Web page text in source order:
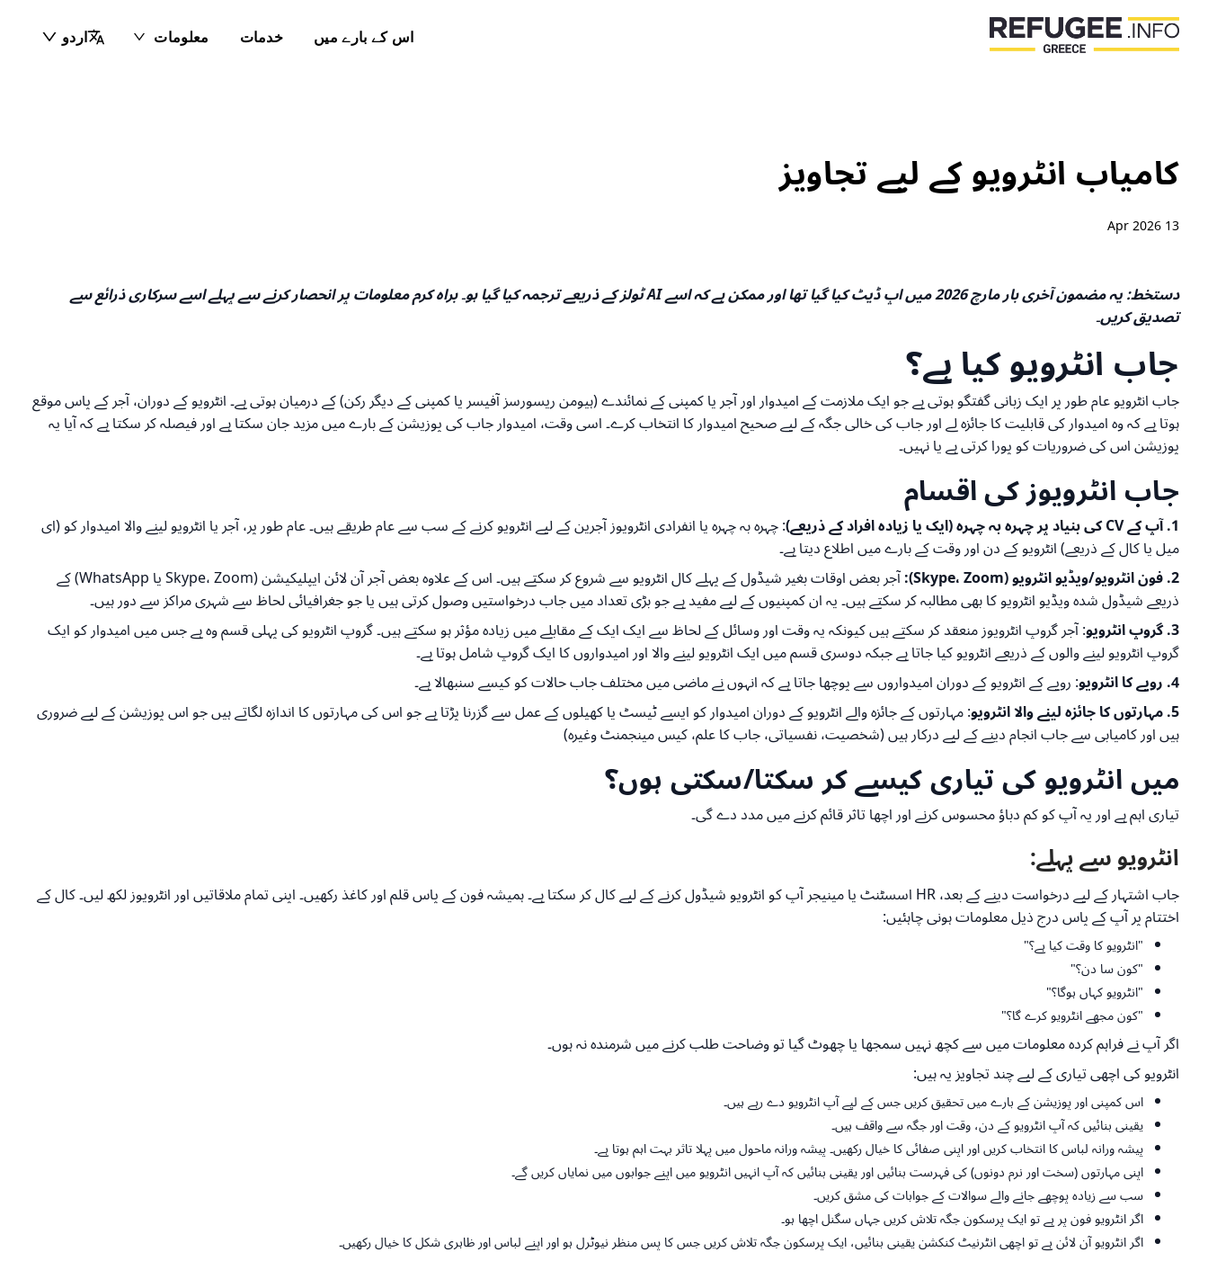
اس کے بارے میں خدمات معلومات اردو
کامیاب انٹرویو کے لیے تجاویز
13 Apr 2026
دستخط: یہ مضمون آخری بار مارچ 2026 میں اپ ڈیٹ کیا گیا تھا اور ممکن ہے کہ اسے AI ٹولز کے ذریعے ترجمہ کیا گیا ہو۔ براہ کرم معلومات پر انحصار کرنے سے پہلے اسے سرکاری ذرائع سے
تصدیق کریں۔
جاب انٹرویو کیا ہے؟
جاب انٹرویو عام طور پر ایک زبانی گفتگو ہوتی ہے جو ایک ملازمت کے امیدوار اور آجر یا کمپنی کے نمائندے (ہیومن ریسورسز آفیسر یا کمپنی کے دیگر رکن) کے درمیان ہوتی ہے۔ انٹرویو کے دوران، آجر کے پاس موقع
ہوتا ہے کہ وہ امیدوار کی قابلیت کا جائزہ لے اور جاب کی خالی جگہ کے لیے صحیح امیدوار کا انتخاب کرے۔ اسی وقت، امیدوار جاب کی پوزیشن کے بارے میں مزید جان سکتا ہے اور فیصلہ کر سکتا ہے کہ آیا یہ
پوزیشن اس کی ضروریات کو پورا کرتی ہے یا نہیں۔
جاب انٹرویوز کی اقسام
1. آپ کے CV کی بنیاد پر چہرہ بہ چہرہ (ایک یا زیادہ افراد کے ذریعے) : چہرہ بہ چہرہ یا انفرادی انٹرویوز آجرین کے لیے انٹرویو کرنے کے سب سے عام طریقے ہیں۔ عام طور پر، آجر یا انٹرویو لینے والا امیدوار کو (ای
میل یا کال کے ذریعے) انٹرویو کے دن اور وقت کے بارے میں اطلاع دیتا ہے۔
2. فون انٹرویو/ویڈیو انٹرویو (Skype، Zoom):
آجر بعض اوقات بغیر شیڈول کے پہلے کال انٹرویو سے شروع کر سکتے ہیں۔ اس کے علاوہ بعض آجر آن لائن ایپلیکیشن (Skype، Zoom یا WhatsApp) کے
ذریعے شیڈول شدہ ویڈیو انٹرویو کا بھی مطالبہ کر سکتے ہیں۔ یہ ان کمپنیوں کے لیے مفید ہے جو بڑی تعداد میں جاب درخواستیں وصول کرتی ہیں یا جو جغرافیائی لحاظ سے شہری مراکز سے دور ہیں۔
3. گروپ انٹرویو
: آجر گروپ انٹرویوز منعقد کر سکتے ہیں کیونکہ یہ وقت اور وسائل کے لحاظ سے ایک ایک کے مقابلے میں زیادہ مؤثر ہو سکتے ہیں۔ گروپ انٹرویو کی پہلی قسم وہ ہے جس میں امیدوار کو ایک
گروپ انٹرویو لینے والوں کے ذریعے انٹرویو کیا جاتا ہے جبکہ دوسری قسم میں ایک انٹرویو لینے والا اور امیدواروں کا ایک گروپ شامل ہوتا ہے۔
4. رویے کا انٹرویو
: رویے کے انٹرویو کے دوران امیدواروں سے پوچھا جاتا ہے کہ انہوں نے ماضی میں مختلف جاب حالات کو کیسے سنبھالا ہے۔
5. مہارتوں کا جائزہ لینے والا انٹرویو
: مہارتوں کے جائزہ والے انٹرویو کے دوران امیدوار کو ایسے ٹیسٹ یا کھیلوں کے عمل سے گزرنا پڑتا ہے جو اس کی مہارتوں کا اندازہ لگاتے ہیں جو اس پوزیشن کے لیے ضروری
ہیں اور کامیابی سے جاب انجام دینے کے لیے درکار ہیں (شخصیت، نفسیاتی، جاب کا علم، کیس مینجمنٹ وغیرہ)
میں انٹرویو کی تیاری کیسے کر سکتا/سکتی ہوں؟
تیاری اہم ہے اور یہ آپ کو کم دباؤ محسوس کرنے اور اچھا تاثر قائم کرنے میں مدد دے گی۔
انٹرویو سے پہلے:
جاب اشتہار کے لیے درخواست دینے کے بعد، HR اسسٹنٹ یا مینیجر آپ کو انٹرویو شیڈول کرنے کے لیے کال کر سکتا ہے۔ ہمیشہ فون کے پاس قلم اور کاغذ رکھیں۔ اپنی تمام ملاقاتیں اور انٹرویوز لکھ لیں۔ کال کے
اختتام پر آپ کے پاس درج ذیل معلومات ہونی چاہئیں:
"انٹرویو کا وقت کیا ہے؟"
"کون سا دن؟"
"انٹرویو کہاں ہوگا؟"
"کون مجھے انٹرویو کرے گا؟"
اگر آپ نے فراہم کردہ معلومات میں سے کچھ نہیں سمجھا یا چھوٹ گیا تو وضاحت طلب کرنے میں شرمندہ نہ ہوں۔
انٹرویو کی اچھی تیاری کے لیے چند تجاویز یہ ہیں:
اس کمپنی اور پوزیشن کے بارے میں تحقیق کریں جس کے لیے آپ انٹرویو دے رہے ہیں۔
یقینی بنائیں کہ آپ انٹرویو کے دن، وقت اور جگہ سے واقف ہیں۔
پیشہ ورانہ لباس کا انتخاب کریں اور اپنی صفائی کا خیال رکھیں۔ پیشہ ورانہ ماحول میں پہلا تاثر بہت اہم ہوتا ہے۔
اپنی مہارتوں (سخت اور نرم دونوں) کی فہرست بنائیں اور یقینی بنائیں کہ آپ انہیں انٹرویو میں اپنے جوابوں میں نمایاں کریں گے۔
سب سے زیادہ پوچھے جانے والے سوالات کے جوابات کی مشق کریں۔
اگر انٹرویو فون پر ہے تو ایک پرسکون جگہ تلاش کریں جہاں سگنل اچھا ہو۔
اگر انٹرویو آن لائن ہے تو اچھی انٹرنیٹ کنکشن یقینی بنائیں، ایک پرسکون جگہ تلاش کریں جس کا پس منظر نیوٹرل ہو اور اپنے لباس اور ظاہری شکل کا خیال رکھیں۔